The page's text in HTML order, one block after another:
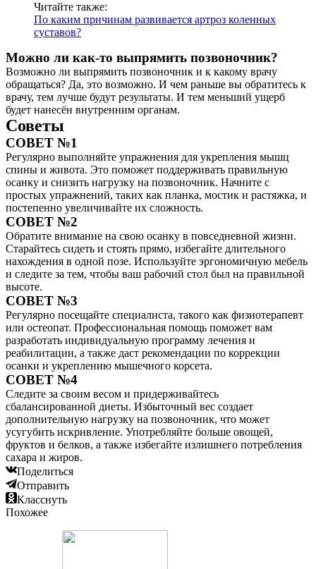
Читайте также:
По каким причинам развивается артроз коленных
суставов?
Можно ли как-то выпрямить позвоночник?
Возможно ли выпрямить позвоночник и к какому врачу
обращаться? Да, это возможно. И чем раньше вы обратитесь к
врачу, тем лучше будут результаты. И тем меньший ущерб
будет нанесён внутренним органам.
Советы
СОВЕТ №1
Регулярно выполняйте упражнения для укрепления мышц
спины и живота. Это поможет поддерживать правильную
осанку и снизить нагрузку на позвоночник. Начните с
простых упражнений, таких как планка, мостик и растяжка, и
постепенно увеличивайте их сложность.
СОВЕТ №2
Обратите внимание на свою осанку в повседневной жизни.
Старайтесь сидеть и стоять прямо, избегайте длительного
нахождения в одной позе. Используйте эргономичную мебель
и следите за тем, чтобы ваш рабочий стол был на правильной
высоте.
СОВЕТ №3
Регулярно посещайте специалиста, такого как физиотерапевт
или остеопат. Профессиональная помощь поможет вам
разработать индивидуальную программу лечения и
реабилитации, а также даст рекомендации по коррекции
осанки и укреплению мышечного корсета.
СОВЕТ №4
Следите за своим весом и придерживайтесь
сбалансированной диеты. Избыточный вес создает
дополнительную нагрузку на позвоночник, что может
усугубить искривление. Употребляйте больше овощей,
фруктов и белков, а также избегайте излишнего потребления
сахара и жиров.
Поделиться
Отправить
Класснуть
Похожее